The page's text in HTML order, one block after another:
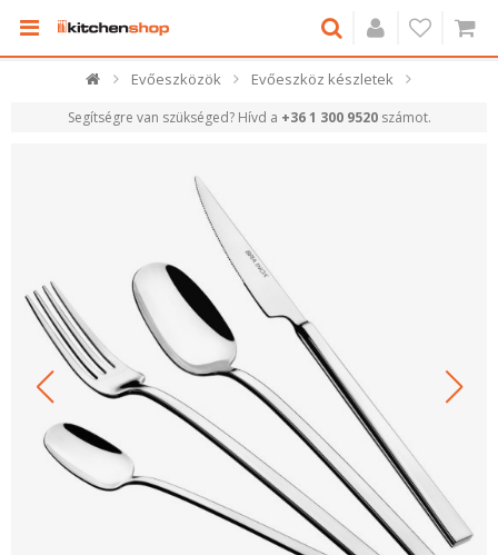
Evőeszközök Evőeszköz készletek
Segítségre van szükséged? Hívd a +36 1 300 9520számot.